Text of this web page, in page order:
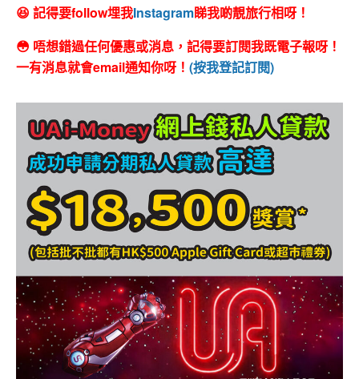
😆 記得要follow埋我Instagram睇我啲靚旅行相呀！
😳 唔想錯過任何優惠或消息，記得要訂閱我既電子報呀！
一有消息就會email通知你呀！ (按我登記訂閱)